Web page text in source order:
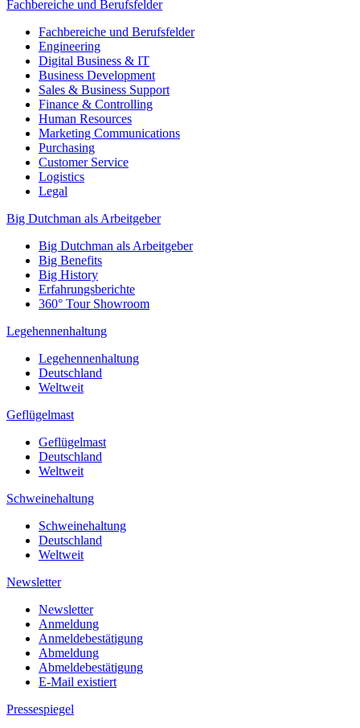
Fachbereiche und Berufsfelder
Fachbereiche und Berufsfelder
Engineering
Digital Business & IT
Business Development
Sales & Business Support
Finance & Controlling
Human Resources
Marketing Communications
Purchasing
Customer Service
Logistics
Legal
Big Dutchman als Arbeitgeber
Big Dutchman als Arbeitgeber
Big Benefits
Big History
Erfahrungsberichte
360° Tour Showroom
Legehennenhaltung
Legehennenhaltung
Deutschland
Weltweit
Geflügelmast
Geflügelmast
Deutschland
Weltweit
Schweinehaltung
Schweinehaltung
Deutschland
Weltweit
Newsletter
Newsletter
Anmeldung
Anmeldebestätigung
Abmeldung
Abmeldebestätigung
E-Mail existiert
Pressespiegel